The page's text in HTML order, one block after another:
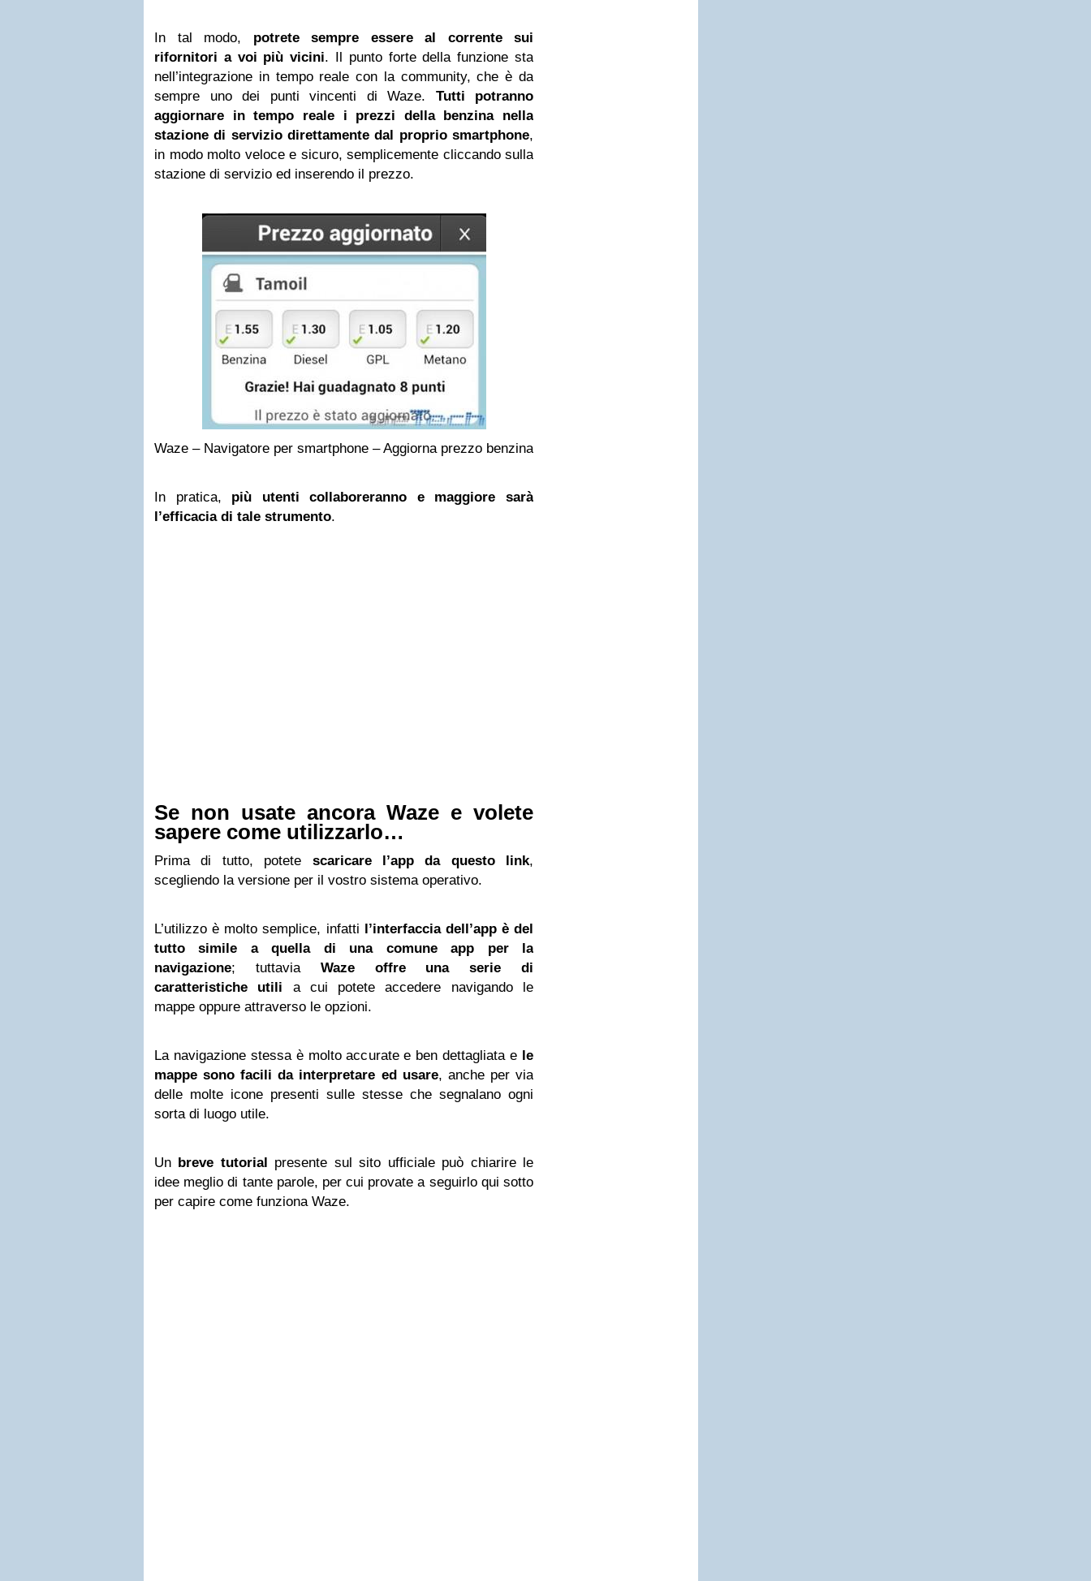
In tal modo, potrete sempre essere al corrente sui
rifornitori a voi più vicini. Il punto forte della funzione sta
nell’integrazione in tempo reale con la community, che è da
sempre uno dei punti vincenti di Waze. Tutti potranno
aggiornare in tempo reale i prezzi della benzina nella
stazione di servizio direttamente dal proprio smartphone,
in modo molto veloce e sicuro, semplicemente cliccando sulla
stazione di servizio ed inserendo il prezzo.
Waze – Navigatore per smartphone – Aggiorna prezzo benzina
In pratica, più utenti collaboreranno e maggiore sarà
l’efficacia di tale strumento.
Se non usate ancora Waze e volete
sapere come utilizzarlo…
Prima di tutto, potete scaricare l’app da questo link,
scegliendo la versione per il vostro sistema operativo.
L’utilizzo è molto semplice, infatti l’interfaccia dell’app è del
tutto simile a quella di una comune app per la
navigazione; tuttavia Waze offre una serie di
caratteristiche utili a cui potete accedere navigando le
mappe oppure attraverso le opzioni.
La navigazione stessa è molto accurate e ben dettagliata e le
mappe sono facili da interpretare ed usare, anche per via
delle molte icone presenti sulle stesse che segnalano ogni
sorta di luogo utile.
Un breve tutorial presente sul sito ufficiale può chiarire le
idee meglio di tante parole, per cui provate a seguirlo qui sotto
per capire come funziona Waze.